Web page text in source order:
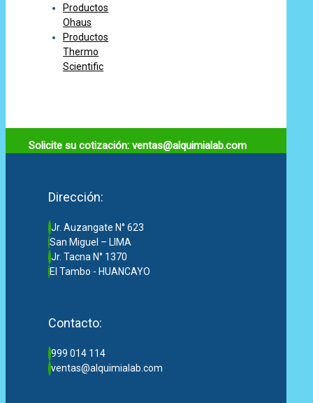
Productos
Ohaus
Productos
Thermo
Scientific
Solicite su cotización: ventas@alquimialab.com
Dirección:
Jr. Auzangate N° 623
San Miguel – LIMA
Jr. Tacna N° 1370
El Tambo - HUANCAYO
Contacto:
999 014 114
ventas@alquimialab.com